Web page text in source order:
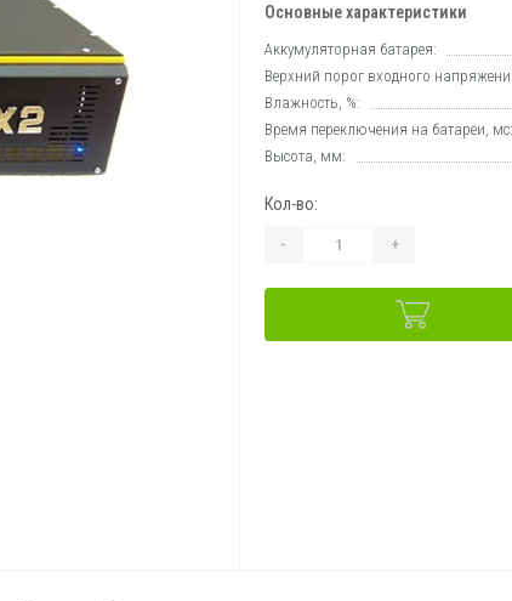
Основные характеристики
Аккумуляторная батарея:
Верхний порог входного
Влажность, %:
Время переключения на батареи, мс:
Высота, мм:
Кол-во:
- +